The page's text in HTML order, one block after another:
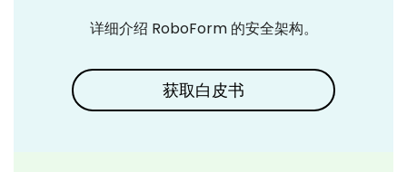
详细介绍 RoboForm 的安全架构。
获取白皮书